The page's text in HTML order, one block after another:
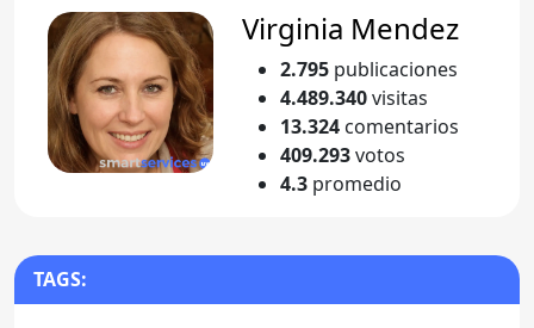
Virginia Mendez
2.795 publicaciones
4.489.340visitas
13.324 comentarios
409.293votos
4.3 promedio
TAGS: